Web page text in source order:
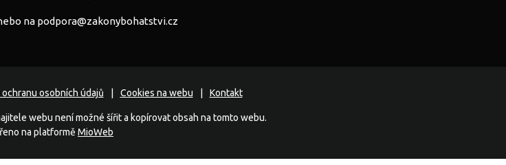
na podpora@zakonybohatstvi.cz
ochranu osobních údajů Cookies na webu Kontakt
webu není možné šířit a kopírovat obsah na tomto webu.
na platformě MioWeb